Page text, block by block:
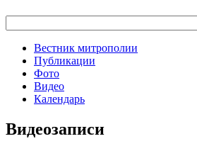
Вестник митрополии
Публикации
Фото
Видео
Календарь
Видеозаписи